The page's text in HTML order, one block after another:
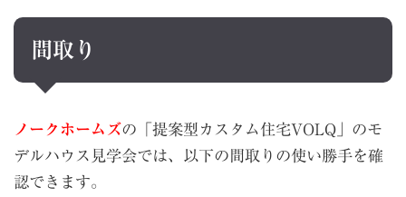
間取り
ノークホームズの「提案型カスタム住宅VOLQ」のモ
デルハウス見学会では、以下の間取りの使い勝手を確
認できます。